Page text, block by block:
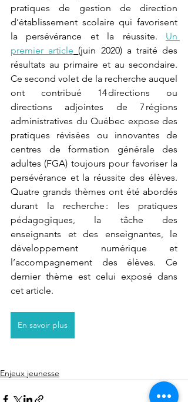
pratiques de gestion de direction
d’établissement scolaire qui favorisent
la persévérance et la réussite. Un
premier article (juin 2020) a traité des
résultats au primaire et au secondaire.
Ce second volet de la recherche auquel
ont contribué 14 directions ou
directions adjointes de 7 régions
administratives du Québec expose des
pratiques révisées ou innovantes de
centres de formation générale des
adultes (FGA) toujours pour favoriser la
persévérance et la réussite des élèves.
Quatre grands thèmes ont été abordés
durant la recherche : les pratiques
pédagogiques, la tâche des
enseignants et des enseignantes, le
développement numérique et
l’accompagnement des élèves. Ce
dernier thème est celui exposé dans
cet article.
En savoir plus
Enjeux jeunesse